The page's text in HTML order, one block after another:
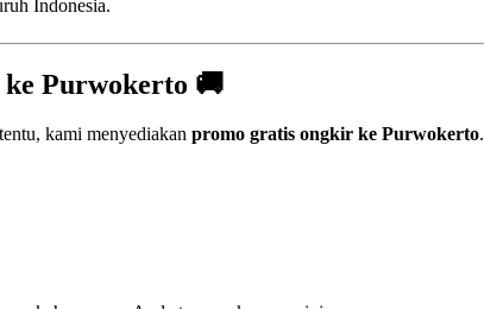
Indonesia.
Purwokerto 🚚
kami menyediakan promo gratis ongkir ke Purwokerto.